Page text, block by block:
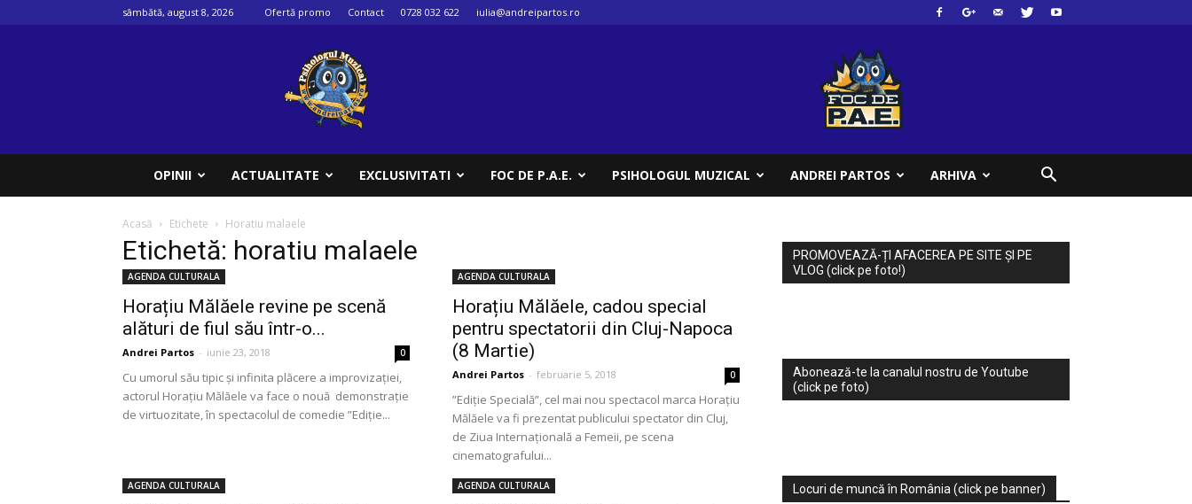
sâmbătă, august 8, 2026 Ofertă promo Contact 0728 032 622 iulia@andreipartos.ro
OPINII ACTUALITATE EXCLUSIVITATI FOC DE P.A.E. PSIHOLOGUL MUZICAL ANDREI PARTOS ARHIVA
Acasă Etichete Horatiu malaele
Etichetă: horatiu malaele
AGENDA CULTURALA
Horațiu Mălăele revine pe scenă
alături de fiul său într-o...
Andrei Partos - iunie 23, 2018 0
Cu umorul său tipic și infinita plăcere a improvizației,
actorul Horațiu Mălăele va face o nouă demonstrație
de virtuozitate, în spectacolul de comedie ”Ediție...
AGENDA CULTURALA
Horațiu Mălăele, cadou special
pentru spectatorii din Cluj-Napoca
(8 Martie)
Andrei Partos - februarie 5, 2018 0
”Ediție Specială”, cel mai nou spectacol marca Horațiu
Mălăele va fi prezentat publicului spectator din Cluj,
de Ziua Internațională a Femeii, pe scena
cinematografului...
AGENDA CULTURALA AGENDA CULTURALA
PROMOVEAZĂ-ȚI AFACEREA PE SITE ȘI PE
VLOG (click pe foto!)
Abonează-te la canalul nostru de Youtube
(click pe foto)
Locuri de muncă în România (click pe banner)